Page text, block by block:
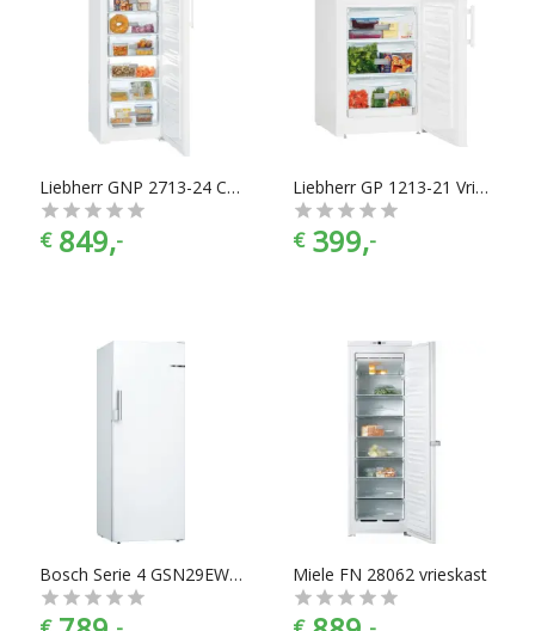
Liebherr GNP 2713-24 Comfort vrieskast
€ 849,-
Liebherr GP 1213-21 Vrieskast
€ 399,-
Bosch Serie 4 GSN29EWEV - Vriezer Miele FN 28062 vrieskast